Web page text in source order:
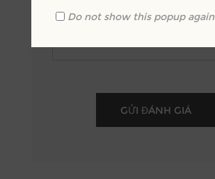
Do not show this popup again